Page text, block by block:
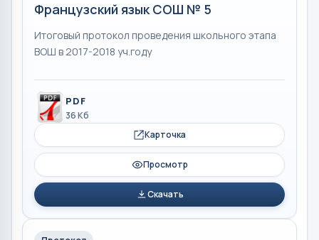
Французский язык СОШ № 5
Итоговый протокол проведения школьного этапа
ВОШ в 2017-2018 уч.году
PDF
36 Кб
Карточка
Просмотр
Скачать